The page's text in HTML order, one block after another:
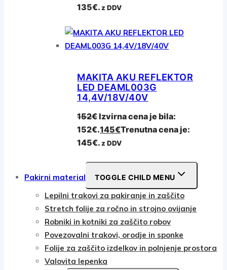
135€.z DDV
MAKITA AKU REFLEKTOR
LED DEAML003G
14,4V/18V/40V
152€Izvirna cena je bila:
152€.145€Trenutna cena je:
145€.z DDV
Pakirni material TOGGLE CHILD MENU
Lepilni trakovi za pakiranje in zaščito
Stretch folije za ročno in strojno ovijanje
Robniki in kotniki za zaščito robov
Povezovalni trakovi, orodje in sponke
Folije za zaščito izdelkov in polnjenje prostora
Valovita lepenka